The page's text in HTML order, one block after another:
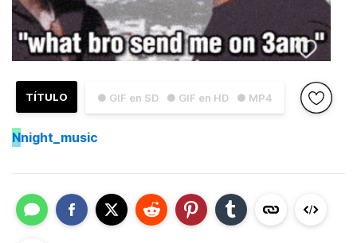
● GIF en SD ● GIF en HD ● MP4
TÍTULO
Nnight_music